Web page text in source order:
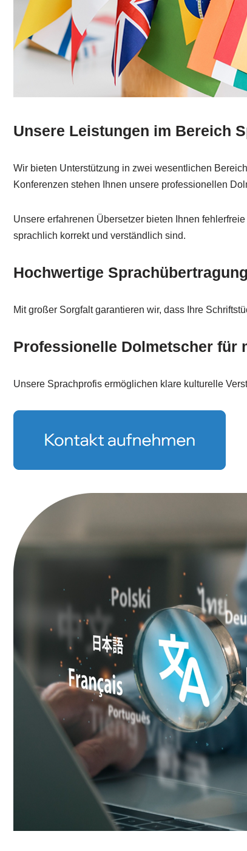
Unsere Leistungen im Bereich
Wir bieten Unterstützung in zwei wesentlichen
Konferenzen stehen Ihnen unsere professionellen
Unsere erfahrenen Übersetzer bieten Ihnen
sprachlich korrekt und verständlich sind.
Hochwertige
Mit großer Sorgfalt garantieren wir, dass Ihre
Professionelle Dolmetscher für
Unsere Sprachprofis ermöglichen klare kulturelle